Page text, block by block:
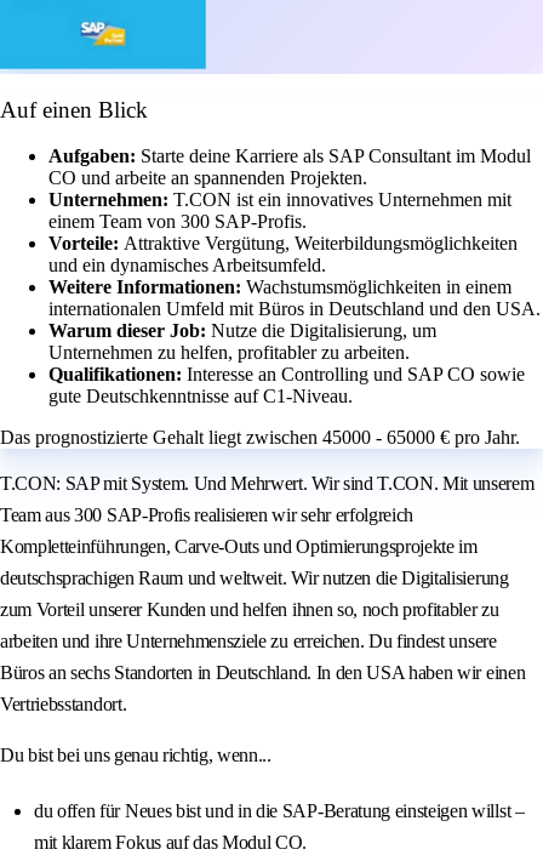
Auf einen Blick
Aufgaben: Starte deine Karriere als SAP Consultant im Modul
CO und arbeite an spannenden Projekten.
Unternehmen: T.CON ist ein innovatives Unternehmen mit
einem Team von 300 SAP-Profis.
Vorteile: Attraktive Vergütung, Weiterbildungsmöglichkeiten
und ein dynamisches Arbeitsumfeld.
Weitere Informationen: Wachstumsmöglichkeiten in einem
internationalen Umfeld mit Büros in Deutschland und den USA.
Warum dieser Job: Nutze die Digitalisierung, um
Unternehmen zu helfen, profitabler zu arbeiten.
Qualifikationen: Interesse an Controlling und SAP CO sowie
gute Deutschkenntnisse auf C1-Niveau.
Das prognostizierte Gehalt liegt zwischen 45000 - 65000 € pro Jahr.
T.CON: SAP mit System. Und Mehrwert. Wir sind T.CON. Mit unserem
Team aus 300 SAP-Profis realisieren wir sehr erfolgreich
Kompletteinführungen, Carve-Outs und Optimierungsprojekte im
deutschsprachigen Raum und weltweit. Wir nutzen die Digitalisierung
zum Vorteil unserer Kunden und helfen ihnen so, noch profitabler zu
arbeiten und ihre Unternehmensziele zu erreichen. Du findest unsere
Büros an sechs Standorten in Deutschland. In den USA haben wir einen
Vertriebsstandort.
Du bist bei uns genau richtig, wenn...
du offen für Neues bist und in die SAP-Beratung einsteigen willst –
mit klarem Fokus auf das Modul CO.